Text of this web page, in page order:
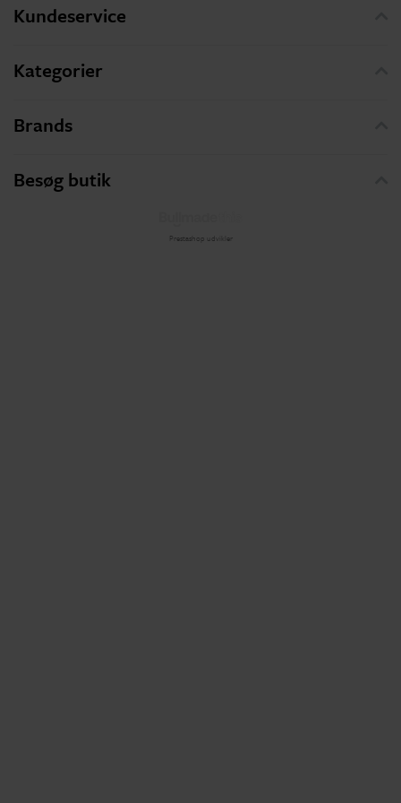
Kundeservice
Kategorier
Brands
Besøg butik
Prestashop udvikler